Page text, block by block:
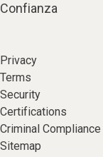
Confianza
Privacy
Terms
Security
Certifications
Criminal
Sitemap